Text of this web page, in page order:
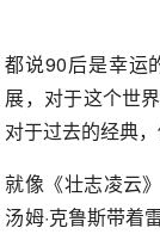
都说90后是幸运
展，对于这个世
对于过去的经典
就像《壮志凌云
汤姆·克鲁斯带着